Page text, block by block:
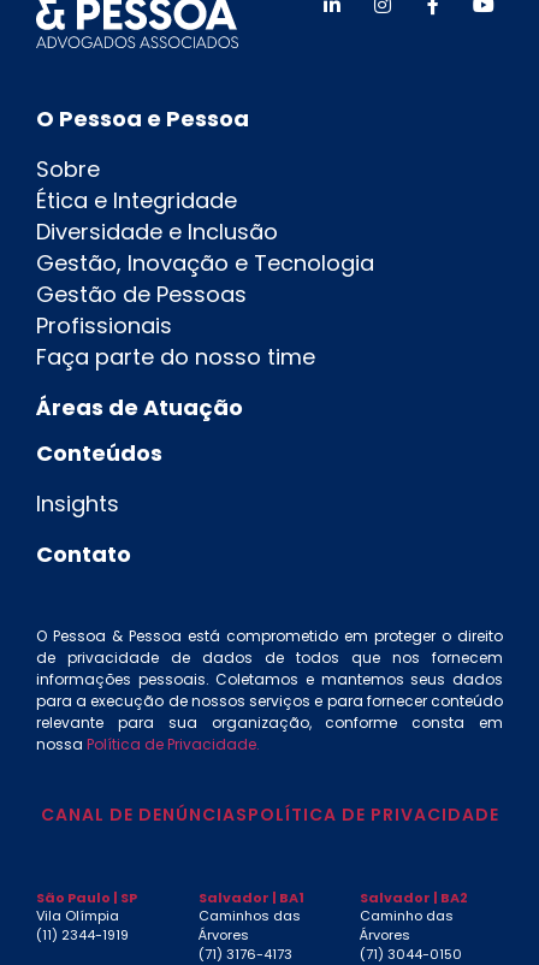
O Pessoa e Pessoa
Sobre
Ética e Integridade
Diversidade e Inclusão
Gestão, Inovação e Tecnologia
Gestão de Pessoas
Profissionais
Faça parte do nosso time
Áreas de Atuação
Conteúdos
Insights
Contato
O Pessoa & Pessoa está comprometido em proteger o direito
de privacidade de dados de todos que nos fornecem
informações pessoais. Coletamos e mantemos seus dados
para a execução de nossos serviços e para fornecer conteúdo
relevante para sua organização, conforme consta em
nossa Política de Privacidade.
CANAL DE DENÚNCIASPOLÍTICA DE PRIVACIDADE
São Paulo | SP
Vila Olímpia
(11) 2344-1919
Salvador | BA1
Caminhos das
Árvores
(71) 3176-4173
Salvador | BA2
Caminho das
Árvores
(71) 3044-0150